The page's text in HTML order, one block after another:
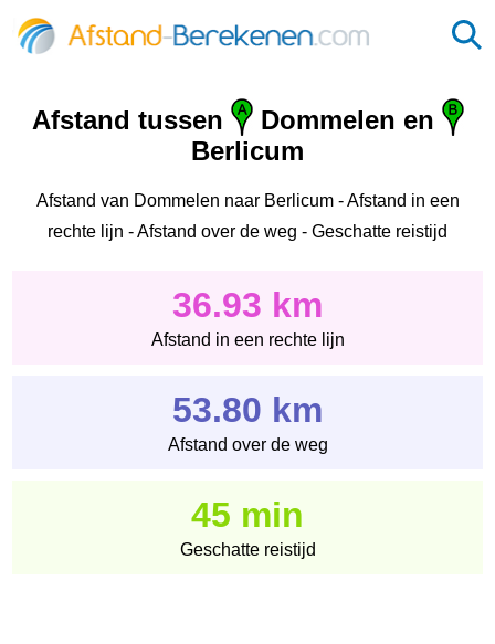
Afstand tussen
Dommelen en
Berlicum
Afstand van Dommelen naar Berlicum - Afstand in een
rechte lijn - Afstand over de weg - Geschatte reistijd
36.93 km
Afstand in een rechte lijn
53.80 km
Afstand over de weg
45 min
Geschatte reistijd